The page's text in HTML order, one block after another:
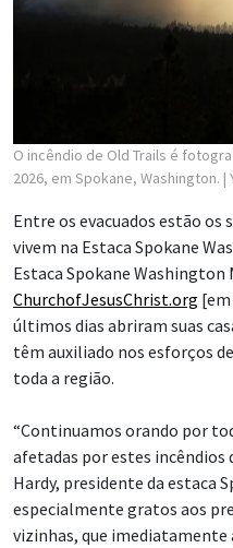
O incêndio de Old Trails é
2026, em Spokane, Washington. |
Entre os evacuados estão os
vivem na Estaca Spokane
Estaca Spokane
ChurchofJesusChrist.org
últimos dias abriram suas
têm auxiliado nos esforços
toda a região.
“Continuamos orando por
afetadas por estes incêndios
Hardy, presidente da estaca
especialmente gratos aos
vizinhas, que imediatamente